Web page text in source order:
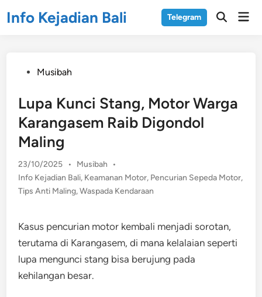
toInfo Kejadian Bali Telegram
Open
PostedMusibah
Lupa Kunci Stang, Motor Warga
Karangasem Raib Digondol
Maling
23/10/2025 •
Posted
in
Musibah
•
Info Kejadian Bali, Keamanan Motor, Pencurian Sepeda Motor,
Tips Anti Maling,Waspada Kendaraan
​Kasus pencurian motor kembali menjadi sorotan,
terutama di Karangasem, di mana kelalaian seperti
lupa mengunci stang bisa berujung pada
kehilangan besar.